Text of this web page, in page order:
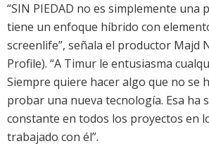
“SIN PIEDAD no es simplemente una
tiene un enfoque híbrido con
screenlife”, señala el productor Majd
Profile). “A Timur le entusiasma
Siempre quiere hacer algo que no se
probar una nueva tecnología. Esa ha
constante en todos los proyectos en
trabajado con él”.